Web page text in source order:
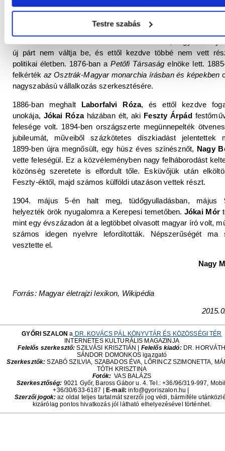
Testre szabás
(1882),A lőcsei fehér asszony(1885).
programját, és
új párt nem váltja be, és ettől kezdve többé nem vett
politikai életben. 1876-ban aPetőfi Társaságelnöke lett.
felkérték az Osztrák-Magyar monarchia írásban és képekben
nagyszabású vállalkozás szerkesztésére.
1886-ban meghalt Laborfalvi Róza, és ettől kezdve
unokája, Jókai Rózaházában élt, aki Feszty Árpád
felesége volt. 1894-ben országszerte megünnepelték
jubileumát, műveiből százkötetes díszkiadást jelentettek
1899-ben újra megnősült, egy húsz éves színésznőt, Nagy
vette feleségül. Ez a közvéleményben nagy felháborodást
közönség szeretete is elfordult tőle. Esküvőjük után
Feszty-éktől, majd számos külföldi utazáson vettek részt.
1904. május 5-én halt meg, tüdőgyulladásban, május
helyezték örök nyugalomra a Kerepesi temetőben. Jókai Mór
mint egy évszázadon át a legtöbbet olvasott magyar író volt,
számos idegen nyelvre lefordították. Népszerűségét ma
vesztette el.
Nagy
Forrás: Magyar életrajzi lexikon, Wikipédia
GYŐRI SZALON a DR. KOVÁCS PÁL KÖNYVTÁR ÉS KÖZÖSSÉGI TÉR
INTERNETES KULTURÁLIS MAGAZINJA
Felelős szerkesztő: SZILVÁSI KRISZTIÁN | Felelős kiadó:DR.
SÁNDOR DOMONKOS igazgató
Szerkesztők:SZABÓ SZILVIA, SZABADOS ÉVA, LŐRINCZ SZIMONETTA,
TÓTH KRISZTINA
Fotók: VAS BALÁZS
Szerkesztőség: 9021 Győr, Baross Gábor u. 4. Tel.: +36/96/319-997,
+36/30/633-6187
E-mail: info@gyoriszalon.hu |
Szerzői jogok: az oldal teljes tartalmát szerzői jog védi, bármiféle
kizárólag pontos hivatkozás jól látható elhelyezésével történhet.